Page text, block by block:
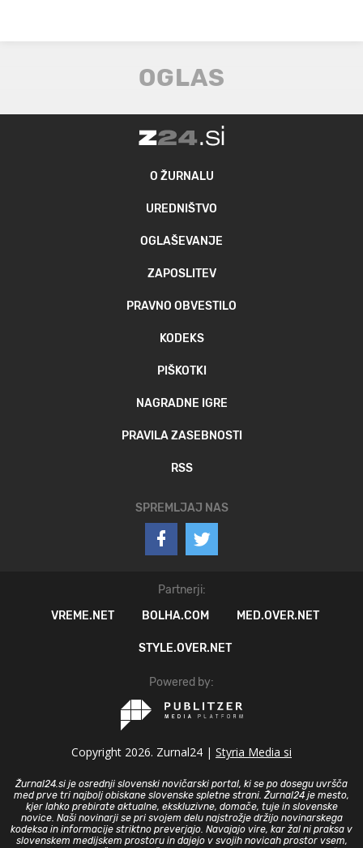
O ŽURNALU
UREDNIŠTVO
OGLAŠEVANJE
ZAPOSLITEV
PRAVNO OBVESTILO
KODEKS
PIŠKOTKI
NAGRADNE IGRE
PRAVILA ZASEBNOSTI
RSS
SPREMLJAJ NAS
Partnerji:
VREME.NET
BOLHA.COM MED.OVER.NET
STYLE.OVER.NET
Powered by:
Copyright 2026. Zurnal24 | Styria Media si
Žurnal24.si je osrednji slovenski novičarski portal, ki se po dosegu uvršča
med prve tri najbolj obiskane slovenske spletne strani. Žurnal24 je mesto,
kjer lahko prebirate aktualne, ekskluzivne, domače, tuje in slovenske
novice. Naši novinarji se pri svojem delu najstrožje držijo novinarskega
kodeksa in informacije striktno preverjajo. Navajajo vire, kar žal ni praksa v
slovenskem medijskem prostoru in dajejo v svojih novicah prostor vsem,